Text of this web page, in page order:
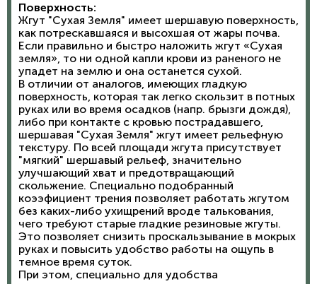
Поверхность:
Жгут "Сухая Земля" имеет шершавую поверхность,
как потрескавшаяся и высохшая от жары почва.
Если правильно и быстро наложить жгут «Сухая
земля», то ни одной капли крови из раненого не
упадет на землю и она останется сухой.
В отличии от аналогов, имеющих гладкую
поверхность, которая так легко скользит в потных
руках или во время осадков (напр. брызги дождя),
либо при контакте с кровью пострадавшего,
шершавая "Сухая Земля" жгут имеет рельефную
текстуру. По всей площади жгута присутствует
"мягкий" шершавый рельеф, значительно
улучшающий хват и предотвращающий
скольжение. Специально подобранный
коээфициент трения позволяет работать жгутом
без каких-либо ухищрений вроде талькования,
чего требуют старые гладкие резиновые жгуты.
Это позволяет снизить проскальзывание в мокрых
руках и повысить удобство работы на ощупь в
темное время суток.
При этом, специально для удобства